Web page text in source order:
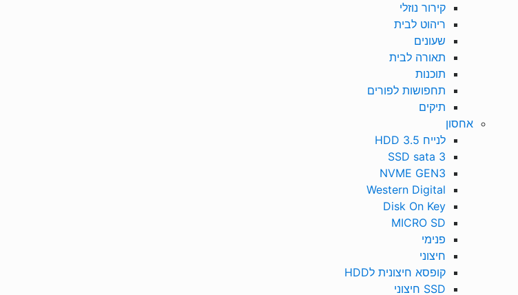
קירור נוזלי
ריהוט לבית
שעונים
תאורה לבית
תוכנות
תחפושות לפורים
תיקים
אחסון
לנייח HDD 3.5
SSD sata 3
NVME GEN3
Western Digital
Disk On Key
MICRO SD
פנימי
חיצוני
קופסא חיצונית לHDD
SSD חיצוני